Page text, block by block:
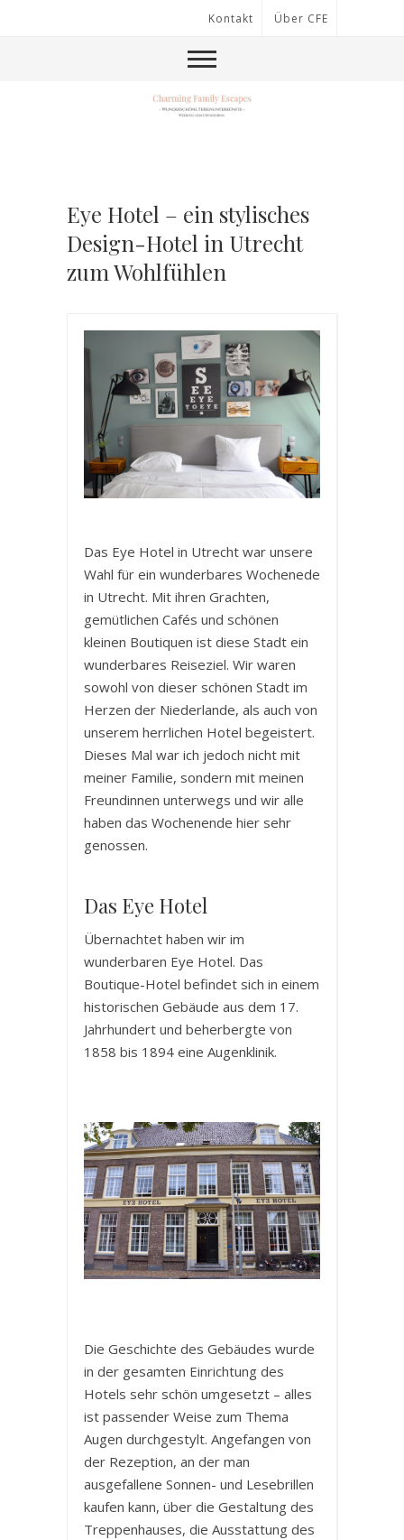
Kontakt Über CFE
Eye Hotel – ein stylisches
Design-Hotel in Utrecht
zum Wohlfühlen
Das Eye Hotel in Utrecht war unsere
Wahl für ein wunderbares Wochenede
in Utrecht. Mit ihren Grachten,
gemütlichen Cafés und schönen
kleinen Boutiquen ist diese Stadt ein
wunderbares Reiseziel. Wir waren
sowohl von dieser schönen Stadt im
Herzen der Niederlande, als auch von
unserem herrlichen Hotel begeistert.
Dieses Mal war ich jedoch nicht mit
meiner Familie, sondern mit meinen
Freundinnen unterwegs und wir alle
haben das Wochenende hier sehr
genossen.
Das Eye Hotel
Übernachtet haben wir im
wunderbaren Eye Hotel. Das
Boutique-Hotel befindet sich in einem
historischen Gebäude aus dem 17.
Jahrhundert und beherbergte von
1858 bis 1894 eine Augenklinik.
Die Geschichte des Gebäudes wurde
in der gesamten Einrichtung des
Hotels sehr schön umgesetzt – alles
ist passender Weise zum Thema
Augen durchgestylt. Angefangen von
der Rezeption, an der man
ausgefallene Sonnen- und Lesebrillen
kaufen kann, über die Gestaltung des
Treppenhauses, die Ausstattung des